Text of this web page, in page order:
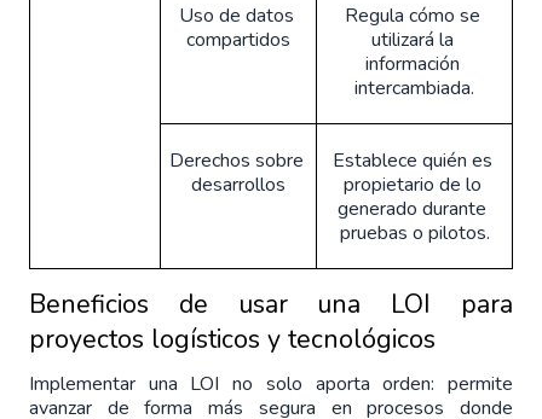
Uso de datos
compartidos
Regula cómo se
utilizará la
información
intercambiada.
Derechos sobre
desarrollos
Establece quién es
propietario de lo
generado durante
pruebas o pilotos.
Beneficios de usar una LOI para
proyectos logísticos y tecnológicos
Implementar una LOI no solo aporta orden: permite
avanzar de forma más segura en procesos donde